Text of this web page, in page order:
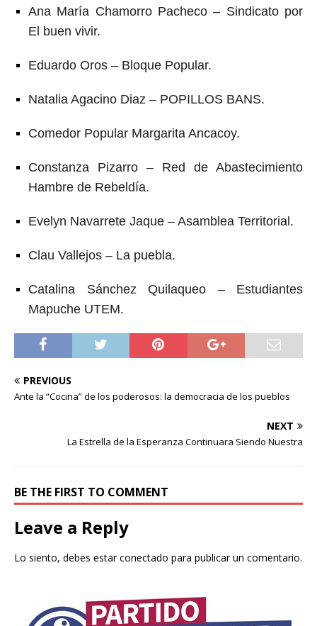
Ana María Chamorro Pacheco – Sindicato por
El buen vivir.
Eduardo Oros – Bloque Popular.
Natalia Agacino Diaz – POPILLOS BANS.
Comedor Popular Margarita Ancacoy.
Constanza Pizarro – Red de Abastecimiento
Hambre de Rebeldía.
Evelyn Navarrete Jaque – Asamblea Territorial.
Clau Vallejos – La puebla.
Catalina Sánchez Quilaqueo – Estudiantes
Mapuche UTEM.
PREVIOUS
Ante la “Cocina” de los poderosos: la democracia de los pueblos
NEXT
La Estrella de la Esperanza Continuara Siendo Nuestra
BE THE FIRST TO COMMENT
Leave a Reply
Lo siento, debes estarconectado para publicar un comentario.